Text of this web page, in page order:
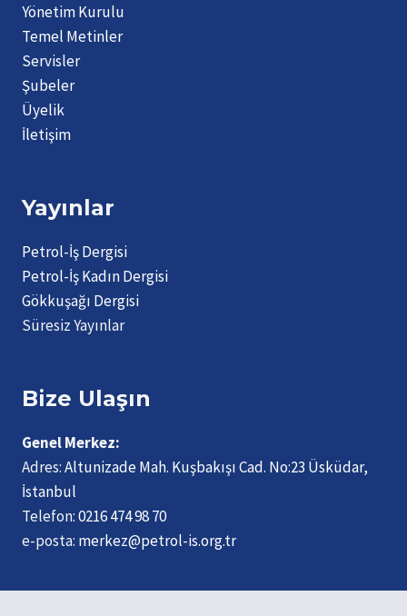
Yönetim Kurulu
Temel Metinler
Servisler
Şubeler
Üyelik
İletişim
Yayınlar
Petrol-İş Dergisi
Petrol-İş Kadın Dergisi
Gökkuşağı Dergisi
Süresiz Yayınlar
Bize Ulaşın
Genel Merkez:
Adres:Altunizade Mah. Kuşbakışı Cad. No:23 Üsküdar,
İstanbul
Telefon:0216 474 98 70
e-posta: merkez@petrol-is.org.tr